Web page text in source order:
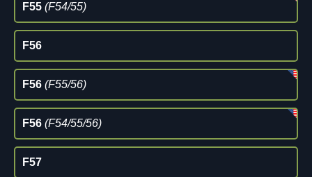
F55 (F54/55)
F56
F56 (F55/56)
F56 (F54/55/56)
F57